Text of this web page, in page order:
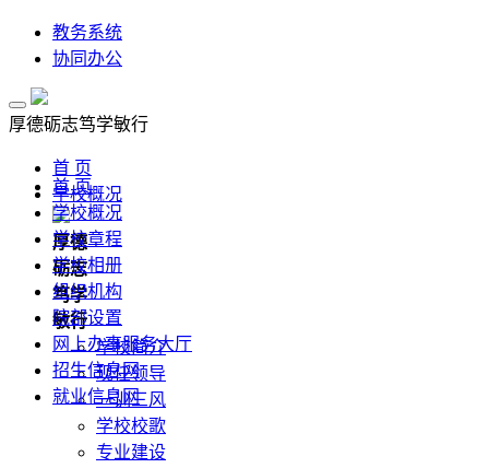
教务系统
协同办公
厚德砺志笃学敏行
首 页
学校概况
厚德
砺志
笃学
敏行
学校简介
现任领导
一训三风
学校校歌
专业建设
首 页
学校概况
学校章程
学校相册
组织机构
院部设置
网上办事服务大厅
招生信息网
就业信息网